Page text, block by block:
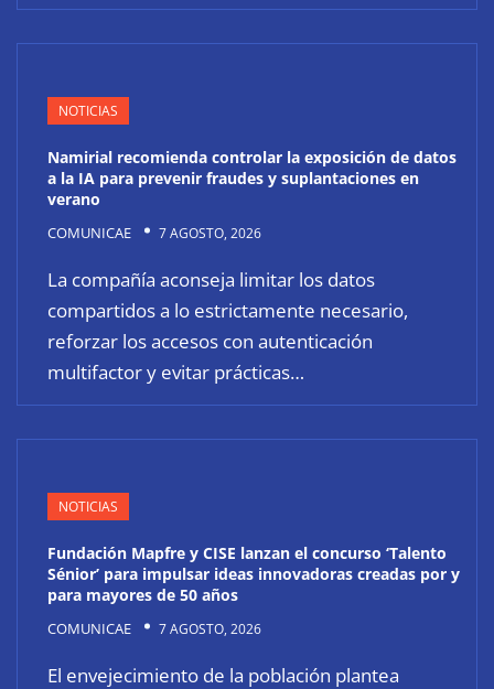
NOTICIAS
Namirial recomienda controlar la exposición de datos
a la IA para prevenir fraudes y suplantaciones en
verano
COMUNICAE 7 AGOSTO, 2026
La compañía aconseja limitar los datos
compartidos a lo estrictamente necesario,
reforzar los accesos con autenticación
multifactor y evitar prácticas…
NOTICIAS
Fundación Mapfre y CISE lanzan el concurso ‘Talento
Sénior’ para impulsar ideas innovadoras creadas por y
para mayores de 50 años
COMUNICAE 7 AGOSTO, 2026
El envejecimiento de la población plantea